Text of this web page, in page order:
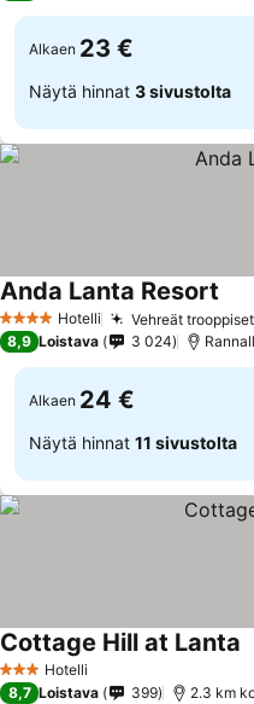
Alkaen 23 €
Näytä hinnat 3 sivustolta
4 Tähtiluokitus
Hotelli Vehreät
Anda Lanta Resort
8,9 Loistava 3 024
Alkaen 24 €
Näytä hinnat 11 sivustolta
3 Tähtiluokitus
Hotelli
Cottage Hill at Lanta
8,7 Loistava 399 2.3 km